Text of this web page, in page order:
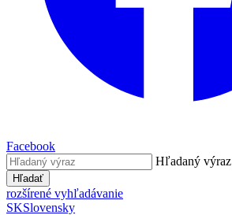
Facebook
Hľadaný výraz
Hľadať
rozšírené vyhľadávanie
SKSlovensky